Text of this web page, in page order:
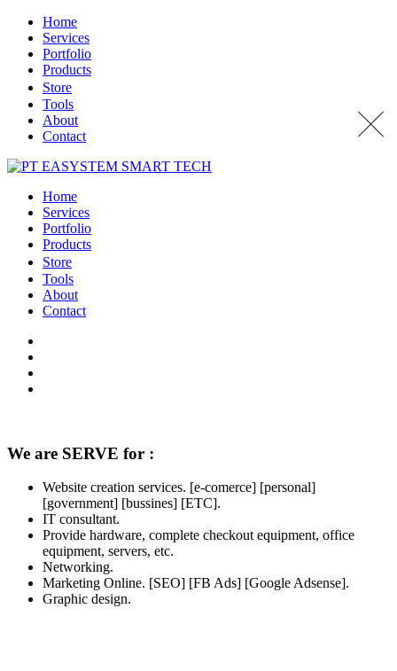
Home
Services
Portfolio
Products
Store
Tools
About
Contact
Home
Services
Portfolio
Products
Store
Tools
About
Contact
We are SERVE for :
Website creation services. [e-comerce] [personal]
[government] [bussines] [ETC].
IT consultant.
Provide hardware, complete checkout equipment, office
equipment, servers, etc.
Networking.
Marketing Online. [SEO] [FB Ads] [Google Adsense].
Graphic design.